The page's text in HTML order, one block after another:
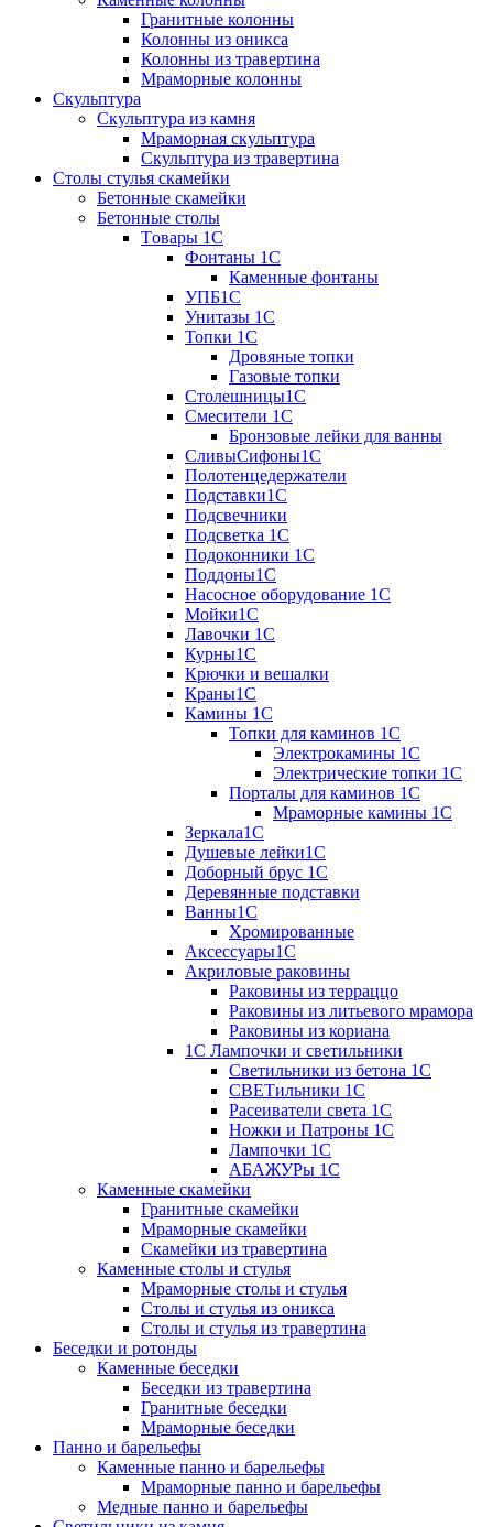
Гранитные колонны
Колонны из оникса
Колонны из травертина
Мраморные колонны
Скульптура
Скульптура из камня
Мраморная скульптура
Скульптура из травертина
Столы стулья скамейки
Бетонные скамейки
Бетонные столы
Tовары 1C
Фонтаны 1C
Каменные фонтаны
УПБ1С
Унитазы 1С
Топки 1С
Дровяные топки
Газовые топки
Столешницы1С
Смесители 1С
Бронзовые лейки для ванны
СливыСифоны1С
Полотенцедержатели
Подставки1С
Подсвечники
Подсветка 1С
Подоконники 1С
Поддоны1С
Насосное оборудование 1С
Мойки1С
Лавочки 1С
Курны1С
Крючки и вешалки
Краны1С
Камины 1C
Топки для каминов 1C
Электрокамины 1С
Электрические топки 1C
Порталы для каминов 1С
Мраморные камины 1C
Зеркала1С
Душевые лейки1С
Доборный брус 1С
Деревянные подставки
Ванны1С
Хромированные
Аксессуары1С
Акриловые раковины
Раковины из терраццо
Раковины из литьевого мрамора
Раковины из кориана
1С Лампочки и светильники
Светильники из бетона 1С
СВЕТильники 1С
Расеиватели света 1С
Ножки и Патроны 1С
Лампочки 1С
АБАЖУРы 1С
Каменные скамейки
Гранитные скамейки
Мраморные скамейки
Скамейки из травертина
Каменные столы и стулья
Мраморные столы и стулья
Столы и стулья из оникса
Столы и стулья из травертина
Беседки и ротонды
Каменные беседки
Беседки из травертина
Гранитные беседки
Мраморные беседки
Панно и барельефы
Каменные панно и барельефы
Мраморные панно и барельефы
Медные панно и барельефы